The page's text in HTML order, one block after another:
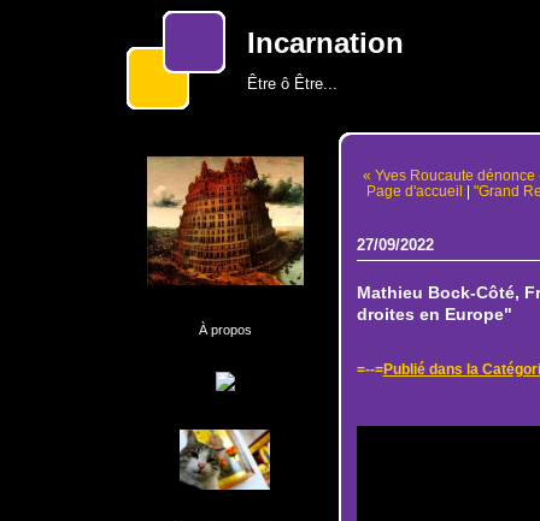
Incarnation
Être ô Être...
À propos
« Yves Roucaute
Page d'accueil | "Grand
27/09/2022
Mathieu Bock-Côté,
droites en Europe"
=--=Publié dans la